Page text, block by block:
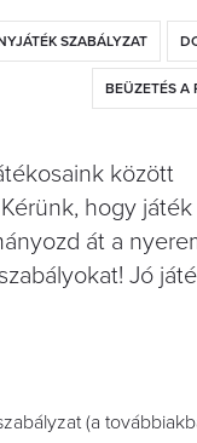
SZABÁLYZAT
BEÜZETÉS A
között
hogy
át a
Jó
(a